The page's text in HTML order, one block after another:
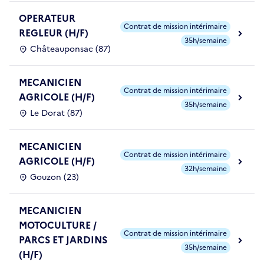
OPERATEUR
REGLEUR (H/F)
Châteauponsac (87)
Contrat de mission intérimaire
35h/semaine
MECANICIEN
AGRICOLE (H/F)
Le Dorat (87)
Contrat de mission intérimaire
35h/semaine
MECANICIEN
AGRICOLE (H/F)
Gouzon (23)
Contrat de mission intérimaire
32h/semaine
MECANICIEN
MOTOCULTURE /
PARCS ET JARDINS
(H/F)
Contrat de mission intérimaire
35h/semaine